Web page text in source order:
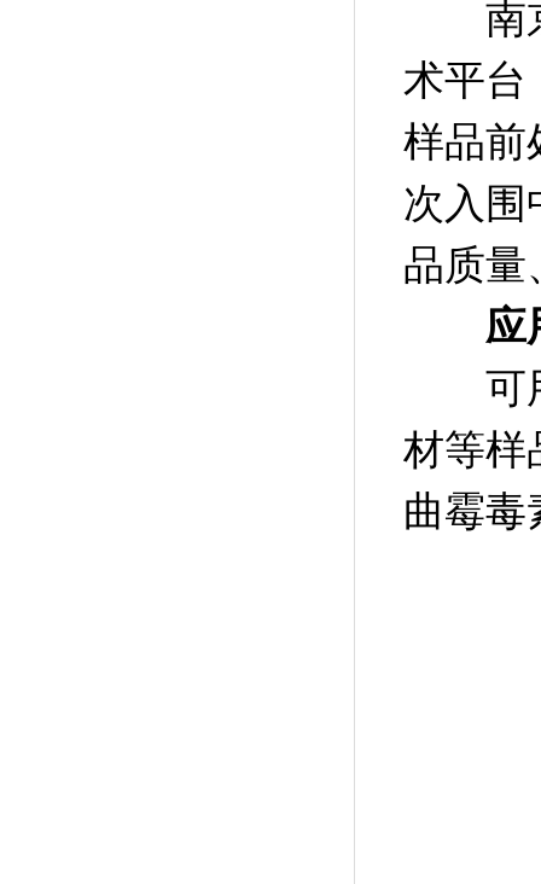
南京
术平台
样品前
次入围
品质量
应
可用
材等样
曲霉毒